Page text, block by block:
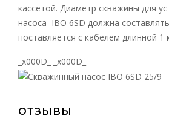
кассетой. Диаметр скважины для
насоса IBO 6SD должна
поставляется с кабелем длинной 1
_x000D_ _x000D_
ОТЗЫВЫ